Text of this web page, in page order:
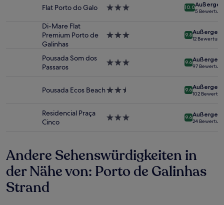
2 Erwachsenen
Verfügbarkeiten
zusätzliche
Bedingungen
Flat Porto do Galo
3.0-
10.0
5
Di-Mare Flat
Premium Porto de
Galinhas
3.0-
9.8
12
Pousada Som dos
Passaros
3.0-
9.6
97
Pousada Ecos Beach2.5-
9.6
102
Residencial Praça
Cinco
3.0-
9.6
24
Andere Sehenswürdigkeiten in
der Nähe von: Porto de Galinhas
Strand